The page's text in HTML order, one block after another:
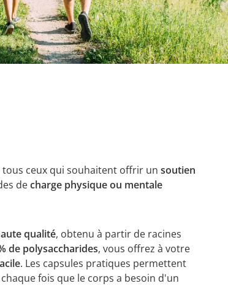
ceux qui souhaitent offrir unsoutien
decharge physique ou mentale
qualité, obtenu à partir de racines
de polysaccharides, vous offrez à votre
. Les capsules pratiques permettent
chaque fois que le corps a besoin d'un